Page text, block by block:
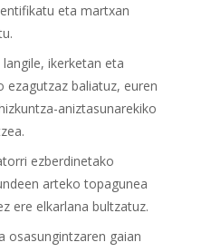
eta martxan
ikerketan eta
ezagutzaz baliatuz, euren
aniztasunarekiko
ezberdinetako
arteko topagunea
ere elkarlana bultzatuz.
osasungintzaren gaian